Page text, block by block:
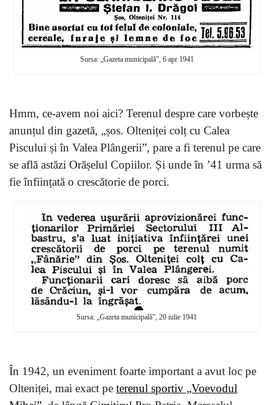
Sursa: „Gazeta municipală”, 6 apr 1941
Hmm, ce-avem noi aici? Terenul despre care vorbește
anunțul din gazetă, „șos. Olteniței colț cu Calea
Piscului și în Valea Plângerii”, pare a fi terenul pe care
se află astăzi Orășelul Copiilor. Și unde în ’41 urma să
fie înființată o crescătorie de porci.
Sursa: „Gazeta municipală”, 20 iulie 1941
În 1942, un eveniment foarte important a avut loc pe
Olteniței, mai exact pe terenul sportiv „Voevodul